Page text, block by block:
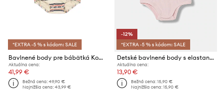
*EXTRA -5 % s kódom: SALE
Bavlnené body pre bábätká Konges Sløjd SPOTTY ROMPER GOTS
Aktuálna cena:
41,99 €
Bežná cena:49,90 €
Najnižšia cena:43,99 €
-12%
*EXTRA -5 % s kódom: SALE
Detské bavlnené body s elastanom United Colors of Benetton
Aktuálna cena:
13,90 €
Bežná cena:15,90 €
Najnižšia cena:15,90 €